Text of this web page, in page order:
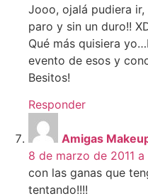
Jooo, ojalá pudiera
paro y sin un duro!!
Qué más quisiera
evento de esos y
Besitos!
Responder
Amigas
8 de marzo de 2011 a
con las ganas que
tentando!!!!